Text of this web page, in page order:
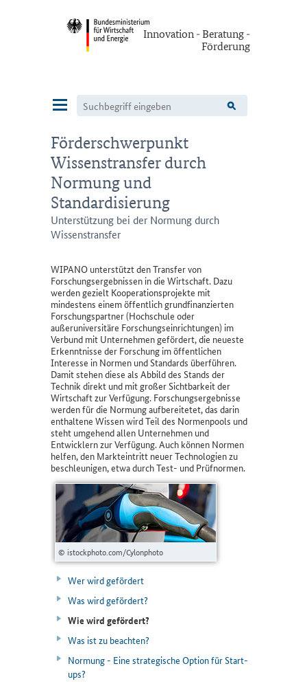
Innovation - Beratung -
Förderung
Navigation
Förderschwerpunkt
Wissenstransfer durch
Normung und
Standardisierung
Unterstützung bei der Normung durch
Wissenstransfer
WIPANO unterstützt den Transfer von
Forschungsergebnissen in die Wirtschaft. Dazu
werden gezielt Kooperationsprojekte mit
mindestens einem öffentlich grundfinanzierten
Forschungspartner (Hochschule oder
außeruniversitäre Forschungseinrichtungen) im
Verbund mit Unternehmen gefördert, die neueste
Erkenntnisse der Forschung im öffentlichen
Interesse in Normen und Standards überführen.
Damit stehen diese als Abbild des Stands der
Technik direkt und mit großer Sichtbarkeit der
Wirtschaft zur Verfügung. Forschungsergebnisse
werden für die Normung aufbereitetet, das darin
enthaltene Wissen wird Teil des Normenpools und
steht umgehend allen Unternehmen und
Entwicklern zur Verfügung. Auch können Normen
helfen, den Markteintritt neuer Technologien zu
beschleunigen, etwa durch Test- und Prüfnormen.
© istockphoto.com/Cylonphoto
Wer wird gefördert
Was wird gefördert?
Wie wird gefördert?
Was ist zu beachten?
Normung - Eine strategische Option für Start-
ups?